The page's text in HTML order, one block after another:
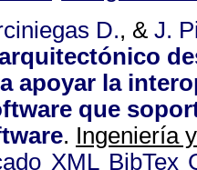
D., & J.
apoyar la
que
. Ingeniería
XML BibTex